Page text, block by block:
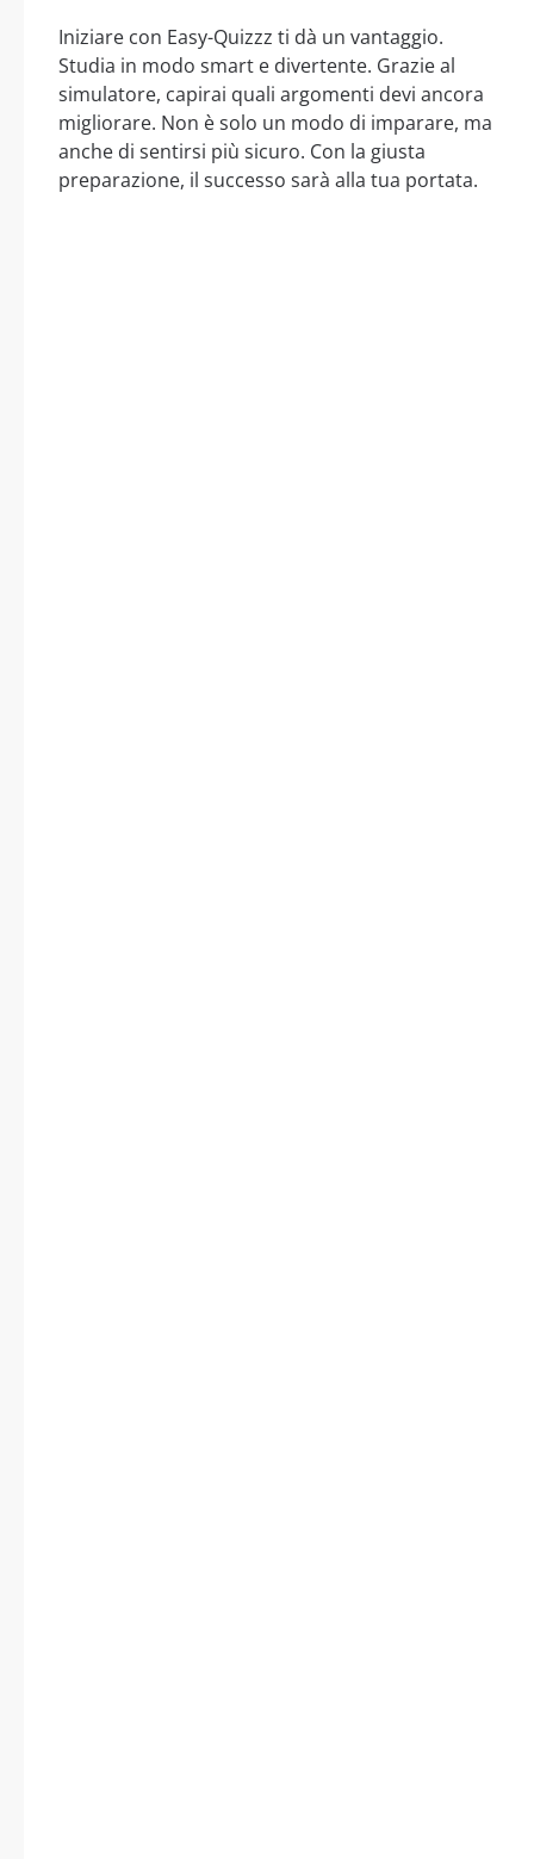
Iniziare con Easy-Quizzz ti dà un vantaggio.
Studia in modo smart e divertente. Grazie al
simulatore, capirai quali argomenti devi ancora
migliorare. Non è solo un modo di imparare, ma
anche di sentirsi più sicuro. Con la giusta
preparazione, il successo sarà alla tua portata.